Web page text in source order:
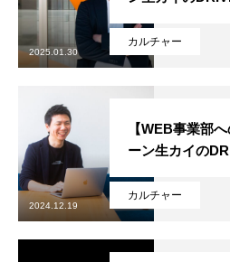
カルチャー
2025.01.30
カルチャー
【WEB事業部
ーン生カイの
2024.12.19